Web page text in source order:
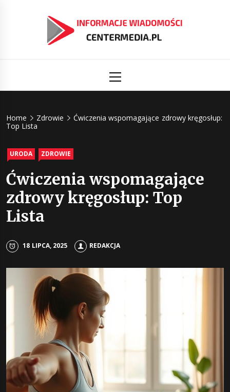
Menu
Home Zdrowie
Ćwiczenia wspomagające zdrowy kręgosłup:
Top Lista
URODA ZDROWIE
Ćwiczenia wspomagające
zdrowy kręgosłup: Top
Lista
18 LIPCA, 2025 REDAKCJA